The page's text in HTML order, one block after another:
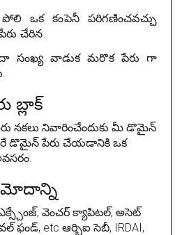
ఒక కంపెనీ పరిగణించవచ్చు
చేరిన.
సంఖ్య వాడుక మరొక పేరు గా
బ్లాక్
నకలు నివారించేందుకు మీ డొమైన్
డొమైన్ పేరు చేయడానికి ఒక
వెంచర్ క్యాపిటల్, అసెట్
ఫండ్, etc ఆర్బిఐ సెబీ, IRDAI,